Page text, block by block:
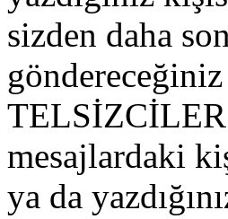
sizden daha
TELSİZCİLER
mesajlardaki
ya da